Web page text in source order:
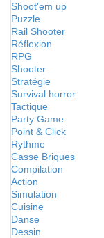
Shoot'em up
Puzzle
Rail Shooter
Réflexion
RPG
Shooter
Stratégie
Survival horror
Tactique
Party Game
Point & Click
Rythme
Casse Briques
Compilation
Action
Simulation
Cuisine
Danse
Dessin